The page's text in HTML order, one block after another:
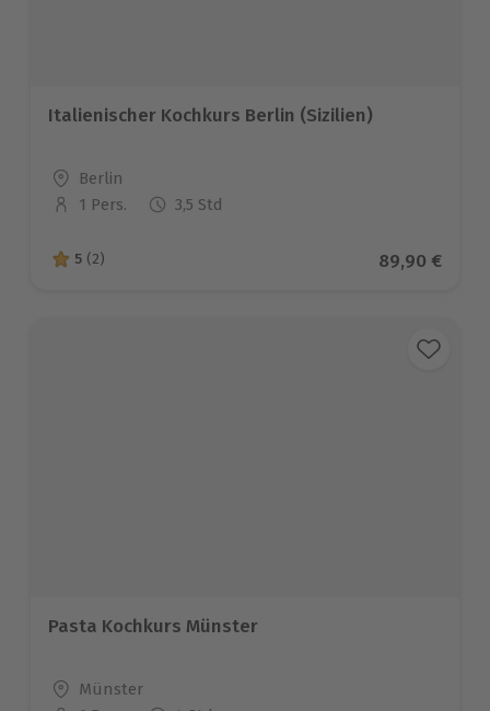
Italienischer Kochkurs Berlin (Sizilien)
Standort
Berlin
Anzahl der Teilnehmer
1 Pers. 3,5 Std
5 von 5 Sternen basierend auf 2 Bewertungen
5 (2) Aktueller
89,90 €
Pasta Kochkurs Münster
Standort
Münster